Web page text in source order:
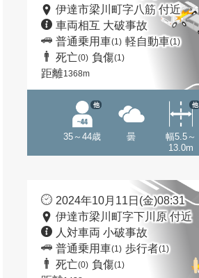
伊達市梁川町字八筋 付近
車両相互 大破事故
普通乗用車(1) 軽自動車(1)
死亡(0) 負傷(1)
距離1368m
35～44歳
他
曇
幅5.5～
13.0m
他
2024年10月11日(金)08:31
伊達市梁川町字下川原 付近
人対車両 小破事故
普通乗用車(1) 歩行者(1)
死亡(0) 負傷(1)